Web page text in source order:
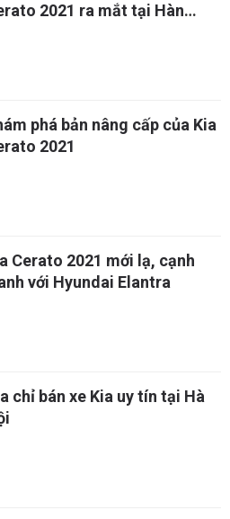
2021 ra mắt tại Hàn
phá bản nâng cấp của Kia
2021
Cerato 2021 mới lạ, cạnh
với Hyundai Elantra
chỉ bán xe Kia uy tín tại Hà